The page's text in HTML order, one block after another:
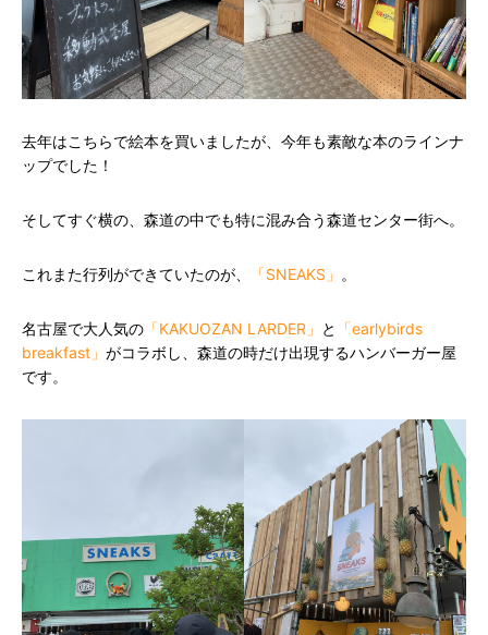
去年はこちらで絵本を買いましたが、今年も素敵な本のラインナ
ップでした！
そしてすぐ横の、森道の中でも特に混み合う森道センター街へ。
これまた行列ができていたのが、 「SNEAKS」 。
名古屋で大人気の 「KAKUOZAN LARDER」 と
「earlybirds
breakfast」 がコラボし、森道の時だけ出現するハンバーガー屋
です。